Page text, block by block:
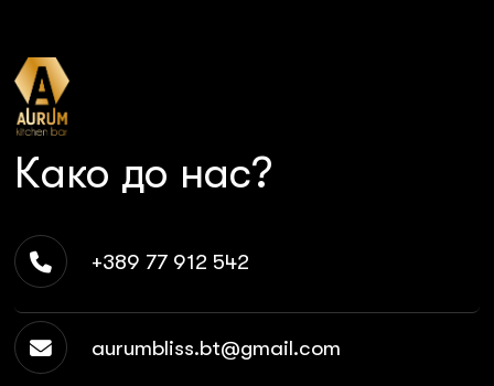
Како до нас?
+389 77 912 542
aurumbliss.bt@gmail.com